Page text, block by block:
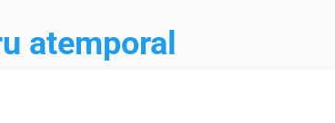
atemporal